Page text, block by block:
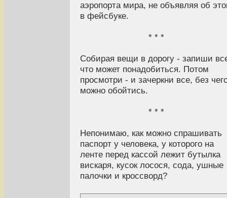
аэропорта мира, не объявляя об
в фейсбуке.
* * *
Собирая вещи в дорогу - запиши
что может понадобиться. Потом
просмотри - и зачеркни все, без
можно обойтись.
* * *
Непонимаю, как можно спрашивать
паспорт у человека, у которого на
ленте перед кассой лежит бутылка
вискаря, кусок лосося, сода, ушные
палочки и кроссворд?